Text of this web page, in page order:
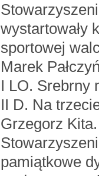
wystartowały
sportowej
Marek
I LO. Srebrny
II D. Na
Grzegorz
pamiątkowe